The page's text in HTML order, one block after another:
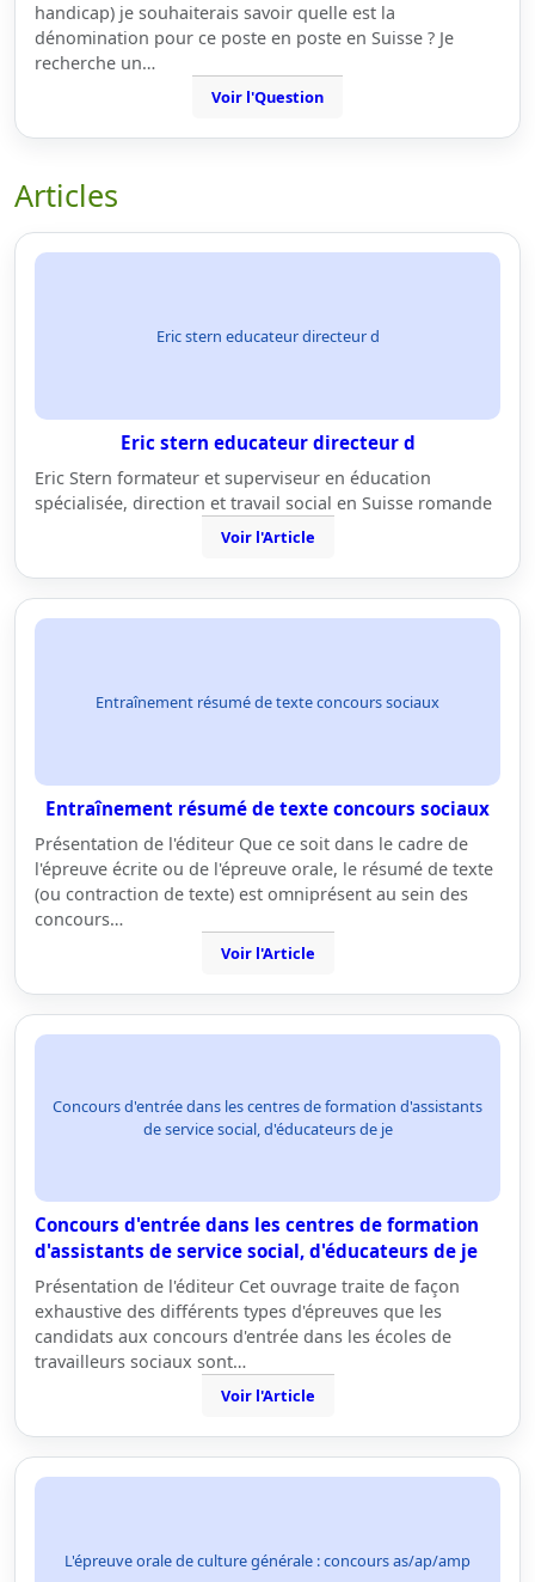
handicap) je souhaiterais savoir quelle est la
dénomination pour ce poste en poste en Suisse ? Je
recherche un…
Voir l'Question
Articles
Eric stern educateur directeur d
Eric stern educateur directeur d
Eric Stern formateur et superviseur en éducation
spécialisée, direction et travail social en Suisse romande
Voir l'Article
Entraînement résumé de texte concours sociaux
Entraînement résumé de texte concours sociaux
Présentation de l'éditeur Que ce soit dans le cadre de
l'épreuve écrite ou de l'épreuve orale, le résumé de texte
(ou contraction de texte) est omniprésent au sein des
concours…
Voir l'Article
Concours d'entrée dans les centres de formation d'assistants
de service social, d'éducateurs de je
Concours d'entrée dans les centres de formation
d'assistants de service social, d'éducateurs de je
Présentation de l'éditeur Cet ouvrage traite de façon
exhaustive des différents types d'épreuves que les
candidats aux concours d'entrée dans les écoles de
travailleurs sociaux sont…
Voir l'Article
L'épreuve orale de culture générale : concours as/ap/amp